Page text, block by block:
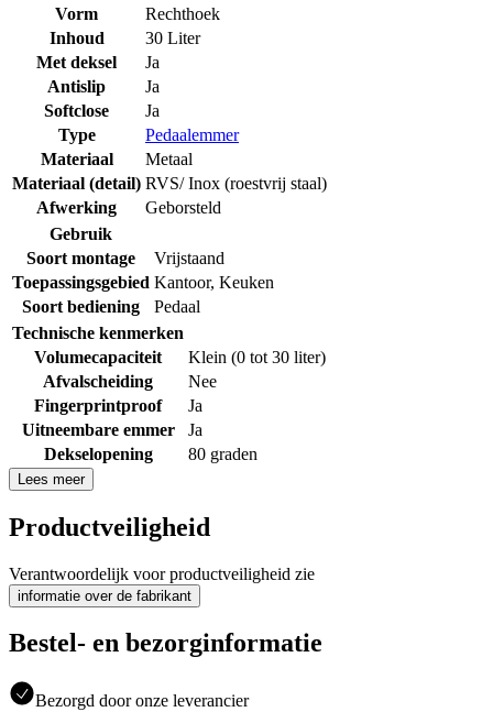
Vorm
Rechthoek
Inhoud
30 Liter
Met deksel
Ja
Antislip
Ja
Softclose
Ja
Type
Pedaalemmer
Materiaal
Metaal
Materiaal (detail) RVS/ Inox (roestvrij staal)
Afwerking
Geborsteld
Gebruik
Soort montage
Vrijstaand
Toepassingsgebied Kantoor, Keuken
Soort bediening
Pedaal
Technische kenmerken
Volumecapaciteit
Klein (0 tot 30 liter)
Afvalscheiding
Nee
Fingerprintproof
Ja
Uitneembare emmer
Ja
Dekselopening
80 graden
Lees meer
Productveiligheid
Verantwoordelijk voor productveiligheid zie
informatie over de fabrikant
Bestel- en bezorginformatie
Bezorgd door onze leverancier